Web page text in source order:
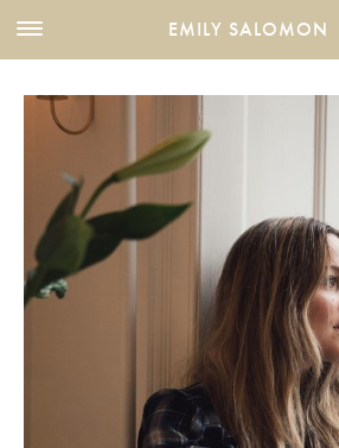
EMILY SALOMON